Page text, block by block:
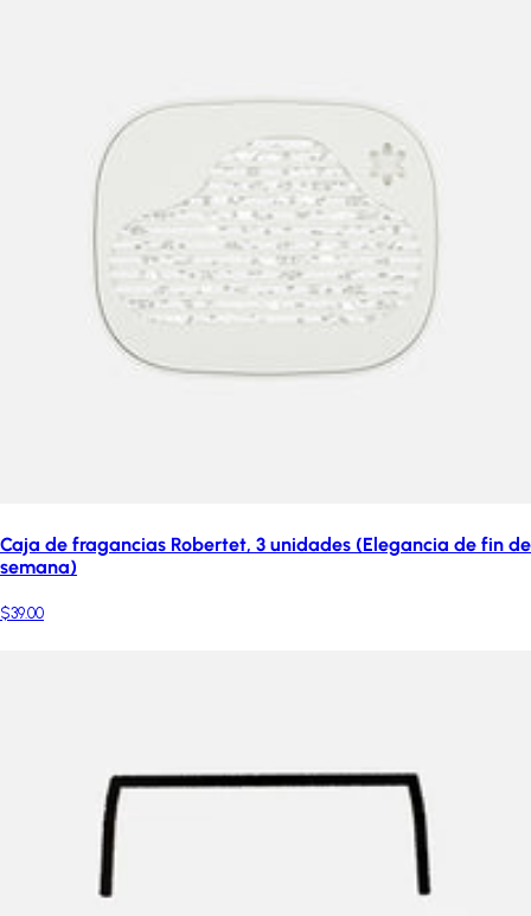
Caja de fragancias Robertet, 3 unidades (Elegancia de fin de
semana)
$39.00